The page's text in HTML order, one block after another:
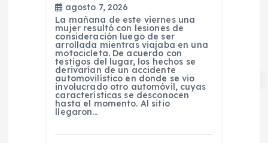
agosto 7, 2026
La mañana de este viernes una
mujer resultó con lesiones de
consideración luego de ser
arrollada mientras viajaba en una
motocicleta. De acuerdo con
testigos del lugar, los hechos se
derivarían de un accidente
automovilístico en donde se vio
involucrado otro automóvil, cuyas
características se desconocen
hasta el momento. Al sitio
llegaron…